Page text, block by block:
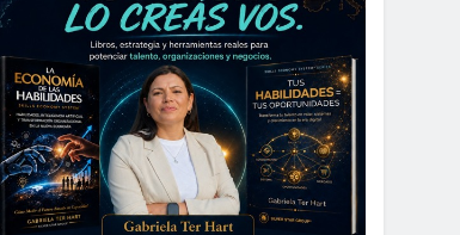
pesada. Dos helicópteros y
la zona donde se está dando